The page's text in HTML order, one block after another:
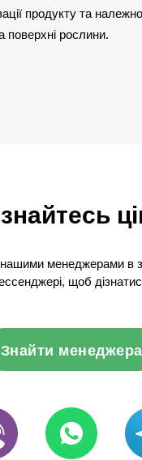
продукту та
поверхні рослини.
нашими менеджерами в
щоб
Знайти менеджера